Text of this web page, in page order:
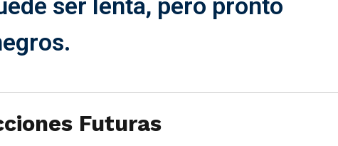
Futuras